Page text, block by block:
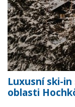
Luxusní ski-
oblasti